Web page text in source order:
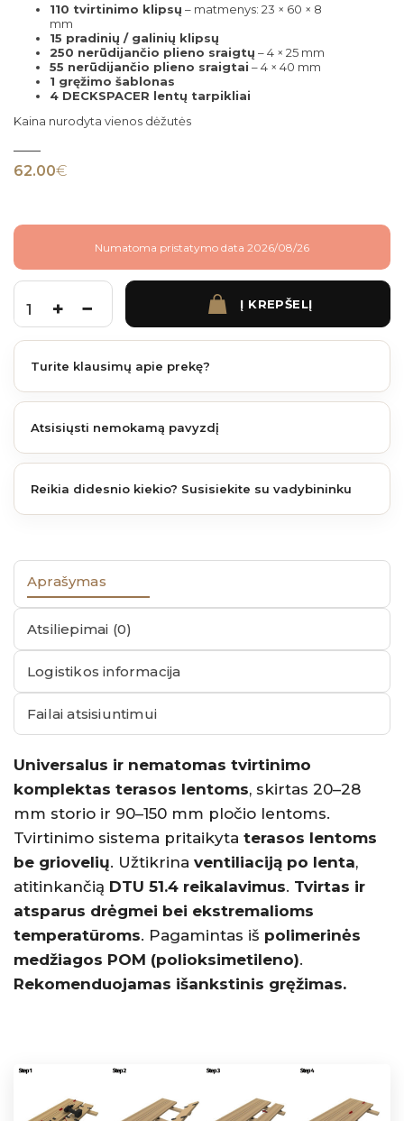
110 tvirtinimo klipsų – matmenys: 23 × 60 × 8
mm
15 pradinių / galinių klipsų
250 nerūdijančio plieno sraigtų – 4 × 25 mm
55 nerūdijančio plieno sraigtai – 4 × 40 mm
1 gręžimo šablonas
4 DECKSPACER lentų tarpikliai
Kaina nurodyta vienos dėžutės
62.00€
Numatoma pristatymo data 2026/08/26
produkto kiekis: Cobra® D-LOCK (Komplektas 4 m²)Į KREPŠELĮ
Turite klausimų apie prekę?
Atsisiųsti nemokamą pavyzdį
Reikia didesnio kiekio? Susisiekite su vadybininku
Aprašymas
Atsiliepimai (0)
Logistikos informacija
Failai atsisiuntimui
Universalus ir nematomas tvirtinimo
komplektas terasos lentoms, skirtas 20–28
mm storio ir 90–150 mm pločio lentoms.
Tvirtinimo sistema pritaikyta terasos lentoms
be griovelių. Užtikrina ventiliaciją po lenta,
atitinkančią DTU 51.4 reikalavimus. Tvirtas ir
atsparus drėgmei bei ekstremalioms
temperatūroms. Pagamintas iš polimerinės
medžiagos POM (polioksimetileno).
Rekomenduojamas išankstinis gręžimas.